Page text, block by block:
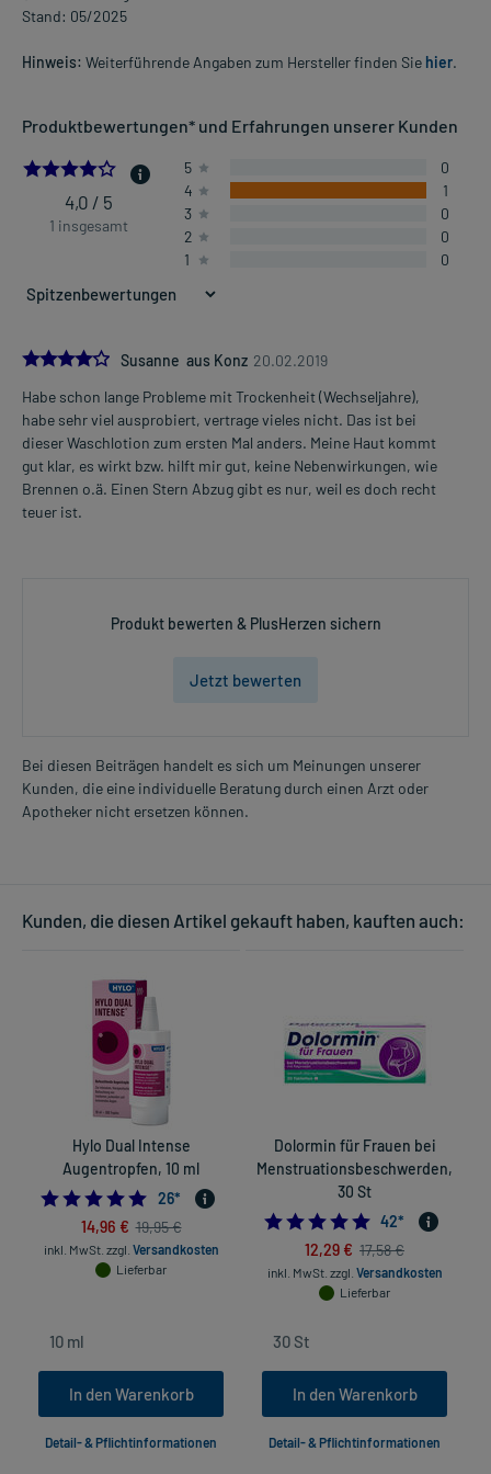
Stand: 05/2025
Hinweis: Weiterführende Angaben zum Hersteller finden Sie hier.
Produktbewertungen* und Erfahrungen unserer Kunden
4.0
4,0 / 5
1 insgesamt
5
0
4
1
3
0
2
0
1
0
4.0
Susanne aus Konz 20.02.2019
Habe schon lange Probleme mit Trockenheit (Wechseljahre),
habe sehr viel ausprobiert, vertrage vieles nicht. Das ist bei
dieser Waschlotion zum ersten Mal anders. Meine Haut kommt
gut klar, es wirkt bzw. hilft mir gut, keine Nebenwirkungen, wie
Brennen o.ä. Einen Stern Abzug gibt es nur, weil es doch recht
teuer ist.
Produkt bewerten & PlusHerzen sichern
Jetzt bewerten
Bei diesen Beiträgen handelt es sich um Meinungen unserer
Kunden, die eine individuelle Beratung durch einen Arzt oder
Apotheker nicht ersetzen können.
Kunden, die diesen Artikel gekauft haben, kauften auch:
Hylo Dual Intense
Augentropfen, 10 ml
4.8076923076923075
26*
14,96 € 19,95 €
inkl. MwSt. zzgl. Versandkosten
Lieferbar
In den Warenkorb
Detail- & Pflichtinformationen
Dolormin für Frauen bei
Menstruationsbeschwerden,
30 St
5.0
42*
12,29 € 17,58 €
inkl. MwSt. zzgl. Versandkosten
Lieferbar
In den Warenkorb
Detail- & Pflichtinformationen